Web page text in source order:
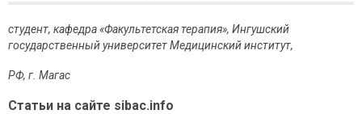
студент, кафедра «Факультетская терапия», Ингушский
государственный университет Медицинский институт,
РФ, г. Магас
Статьи на сайте sibac.info